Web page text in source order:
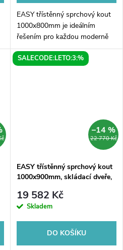
EASY třístěnný sprchový kout
1000x800mm je ideálním
řešením pro každou moderně
zařízenou koupelnu. Skládací
dveře umožňují snadný přístup
SALECODE:LETO:3:%
22 770 Kč
–14 %
EASY třístěnný sprchový kout
1000x900mm, skládací dveře,
19 582 Kč
Skladem
DO KOŠÍKU